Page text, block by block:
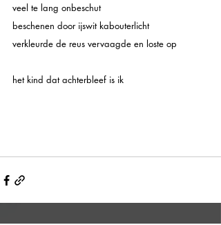
veel te lang onbeschut
beschenen door ijswit kabouterlicht
verkleurde de reus vervaagde en loste op
het kind dat achterbleef is ik